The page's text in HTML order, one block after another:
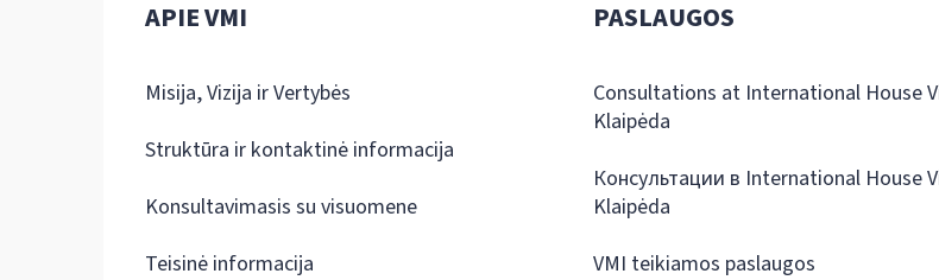
APIE VMI
Misija, Vizija ir Vertybės
Struktūra ir kontaktinė informacija
Konsultavimasis su visuomene
Teisinė informacija
PASLAUGOS
Consultations at International House
Klaipėda
Консультации в International House
Klaipėda
VMI teikiamos paslaugos